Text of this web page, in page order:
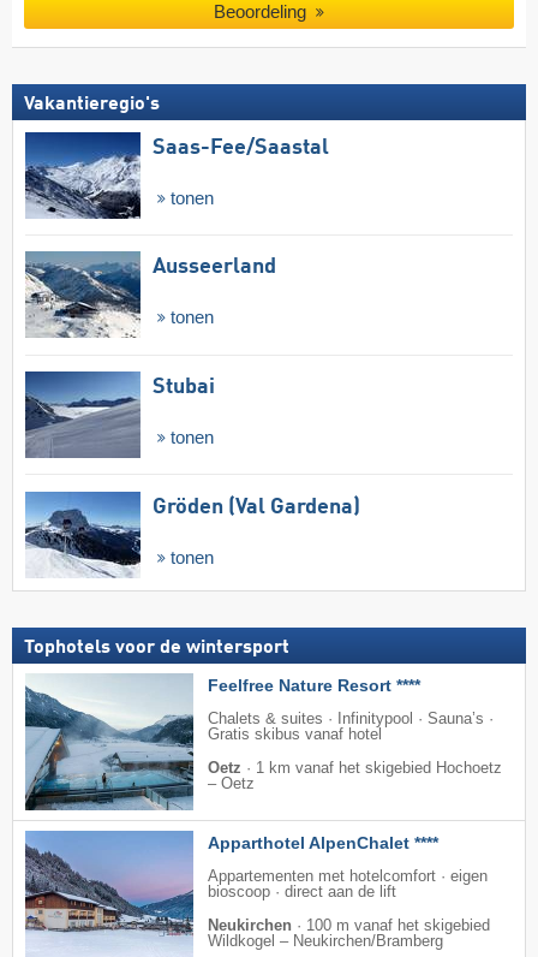
Beoordeling
Vakantieregio's
Saas-Fee/​Saastal
tonen
Ausseerland
tonen
Stubai
tonen
Gröden (Val Gardena)
tonen
Tophotels voor de wintersport
Feelfree Nature Resort ****
Chalets & suites · Infinitypool · Sauna’s ·
Gratis skibus vanaf hotel
Oetz · 1 km vanaf het skigebied Hochoetz
– Oetz
Apparthotel AlpenChalet ****
Appartementen met hotelcomfort · eigen
bioscoop · direct aan de lift
Neukirchen · 100 m vanaf het skigebied
Wildkogel – Neukirchen/​Bramberg